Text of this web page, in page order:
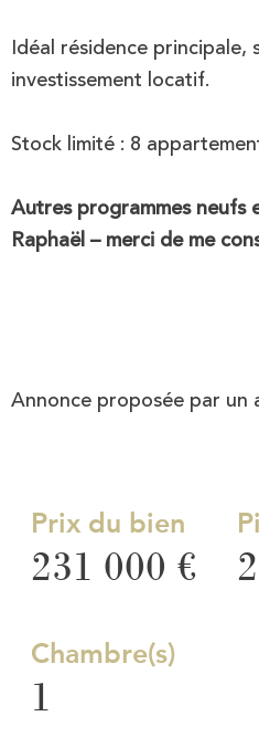
Idéal résidence principale,
investissement locatif.
Stock limité : 8
Autres programmes neufs
Raphaël – merci de me
Annonce proposée par un
Prix du bien
231 000 € 2
Chambre(s)
1